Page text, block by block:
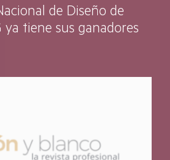
de Diseño de
ya tiene sus ganadores